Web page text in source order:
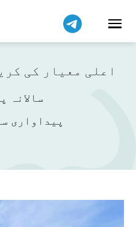
اعلی معیار کی
سالانہ
پیداواری